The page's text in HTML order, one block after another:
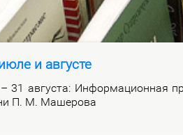
и августе
31 ав­гу­ста: Ин­фор­ма­ци­он­ная
П. М. Ма­ше­ро­ва